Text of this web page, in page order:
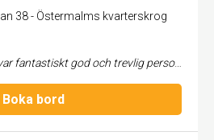
38 - Östermalms kvarterskrog
personal! Enda negativa var lukten av rå fisk som mötte oss när vi kom dit och en lite bullrig kvällsmiljö. Skulle trots det alltid rekommendera detta ställe
Boka bord